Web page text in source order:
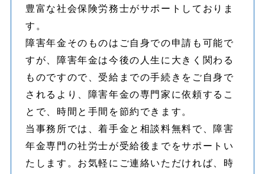
豊富な社会保険労務士がサポートしておりま
す。
障害年金そのものはご自身での申請も可能で
すが、障害年金は今後の人生に大きく関わる
ものですので、受給までの手続きをご自身で
されるより、障害年金の専門家に依頼するこ
とで、時間と手間を節約できます。
当事務所では、着手金と相談料無料で、障害
年金専門の社労士が受給後までをサポートい
たします。お気軽にご連絡いただければ、時